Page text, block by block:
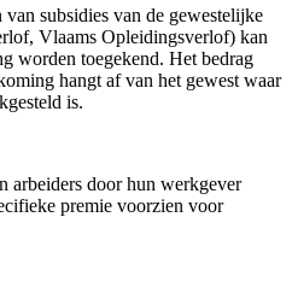
subsidies van de gewestelijke
Vlaams Opleidingsverlof) kan
worden toegekend. Het bedrag
hangt af van het gewest waar
is.
arbeiders door hun werkgever
premie voorzien voor